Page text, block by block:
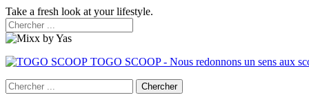
Take a fresh look at your lifestyle.
TOGO SCOOP - Nous redonnons un sens aux